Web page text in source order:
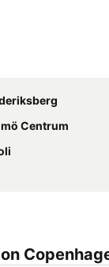
Centrum